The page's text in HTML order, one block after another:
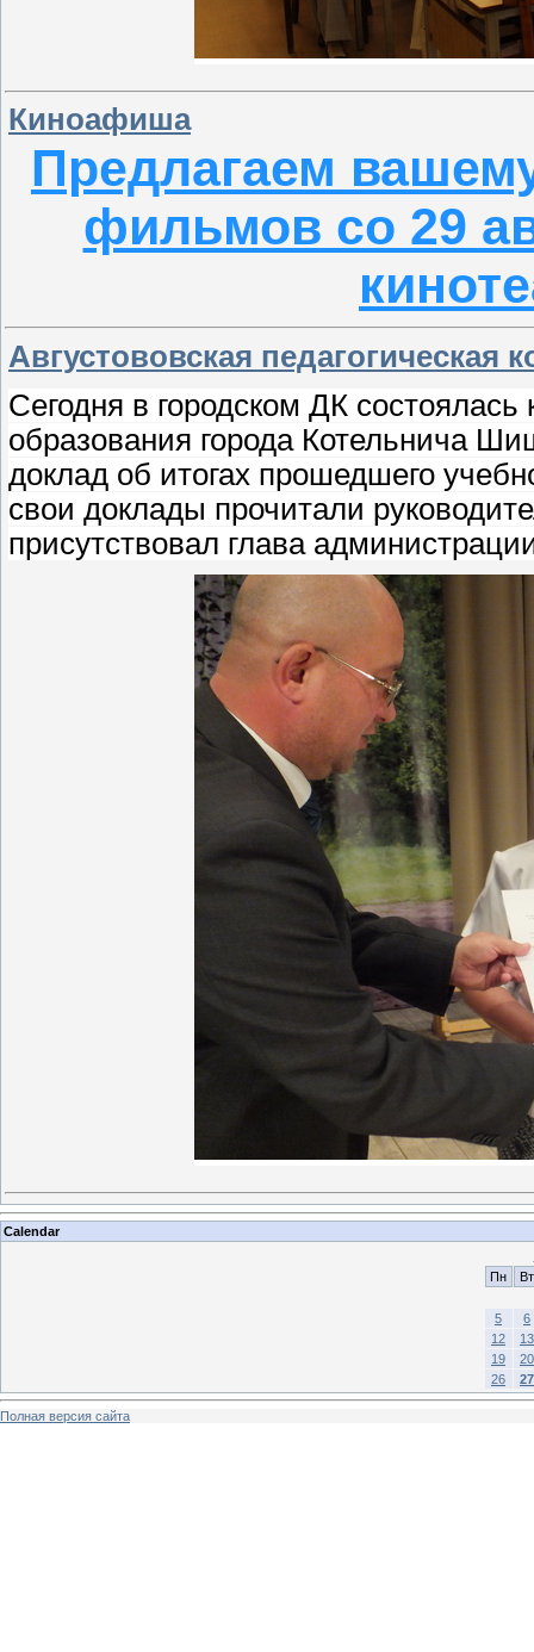
Киноафиша
Предлагаем
фильмов со 29
Августововская педагогическая
Сегодня в городском ДК
образования города Котельнича
доклад об итогах прошедшего
свои доклады прочитали
присутствовал глава
Calendar
Пн
Вт
5
6
12
13
19
20
26
27
Полная версия сайта